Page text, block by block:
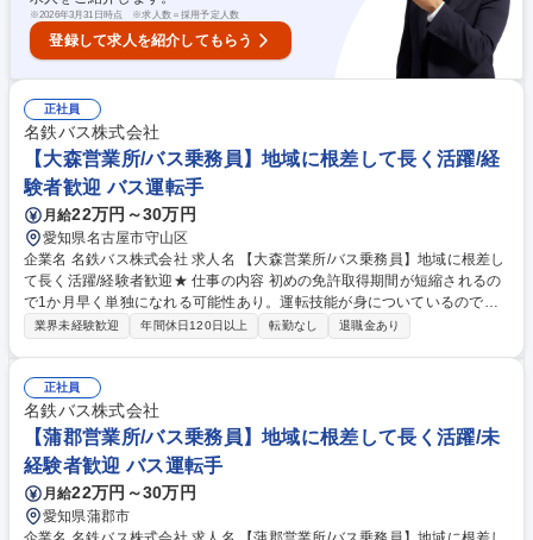
所/バス乗務員】地域に根差して長く活躍/未経験者歓迎★
※2026年3月31日時点 ※求人数＝採用予定人数
登録して求人を紹介してもらう
正社員
名鉄バス株式会社
【大森営業所/バス乗務員】地域に根差して長く活躍/経
験者歓迎 バス運転手
月給22万円～30万円
愛知県名古屋市守山区
企業名 名鉄バス株式会社 求人名 【大森営業所/バス乗務員】地域に根差し
て長く活躍/経験者歓迎★ 仕事の内容 初めの免許取得期間が短縮されるの
で1か月早く単独になれる可能性あり。運転技能が身についているので優
位性がある状態で研修いただくことができます。 将来的には適性があれば
屋中央営業所以外では「長距離高速バス」の仕事はございません。 募集職
種 【大森営業所/バス乗務員】地域に根差して長く活躍/経験者歓迎★
業界未経験歓迎 年間休日120日以上 転勤なし 退職金あり
正社員
名鉄バス株式会社
【蒲郡営業所/バス乗務員】地域に根差して長く活躍/未
経験者歓迎 バス運転手
月給22万円～30万円
愛知県蒲郡市